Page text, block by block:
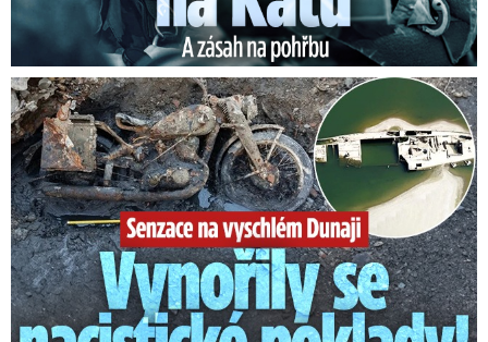
Senzace na vyschlém Dunaji: Vynořily se nacistické poklady!